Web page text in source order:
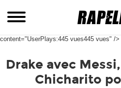
content="UserPlays:445 vues445 vues" />
Drake avec
Chicharito